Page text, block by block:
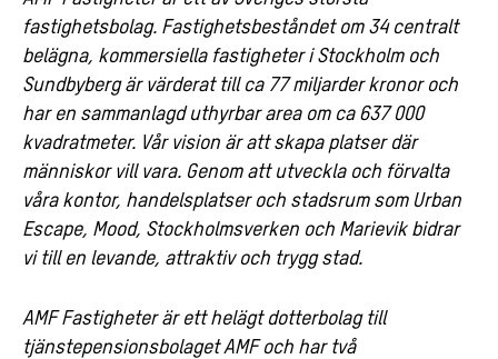
fastighetsbolag. Fastighetsbeståndet om 34 centralt
belägna, kommersiella fastigheter i Stockholm och
Sundbyberg är värderat till ca 77 miljarder kronor och
har en sammanlagd uthyrbar area om ca 637 000
kvadratmeter. Vår vision är att skapa platser där
människor vill vara. Genom att utveckla och förvalta
våra kontor, handelsplatser och stadsrum som Urban
Escape, Mood, Stockholmsverken och Marievik bidrar
vi till en levande, attraktiv och trygg stad.
AMF Fastigheter är ett helägt dotterbolag till
tjänstepensionsbolaget AMF och har två